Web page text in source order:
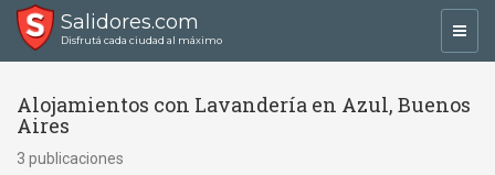
Salidores.com
Disfrutá cada ciudad al máximo
Alojamientos con Lavandería en Azul, Buenos
Aires
3 publicaciones